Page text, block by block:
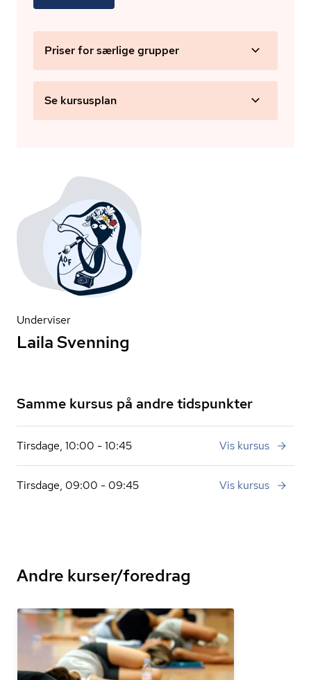
Priser for særlige grupper
Se kursusplan
Underviser
Laila Svenning
Samme kursus på andre tidspunkter
Tirsdage, 10:00 - 10:45 Vis kursus
Tirsdage, 09:00 - 09:45 Vis kursus
Andre kurser/foredrag